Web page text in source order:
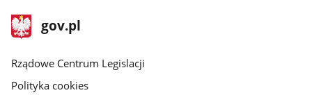
stopka
gov.plStrona
gov.pl
Rządowe Centrum Legislacji
Polityka cookies